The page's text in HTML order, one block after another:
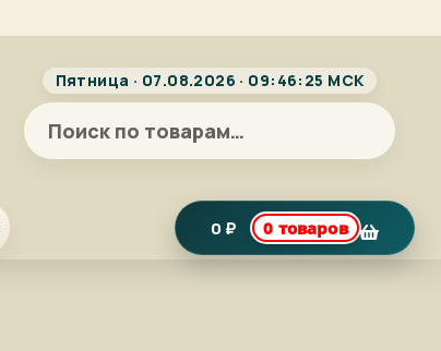
Пятница · 07.08.2026 · 09:46:26 МСК
Искать:
0 ₽ 0 товаров